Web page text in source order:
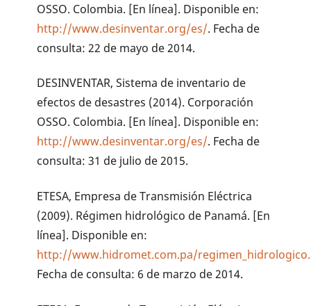
OSSO. Colombia. [En línea]. Disponible en:
http://www.desinventar.org/es/. Fecha de
consulta: 22 de mayo de 2014.
DESINVENTAR, Sistema de inventario de
efectos de desastres (2014). Corporación
OSSO. Colombia. [En línea]. Disponible en:
http://www.desinventar.org/es/. Fecha de
consulta: 31 de julio de 2015.
ETESA, Empresa de Transmisión Eléctrica
(2009). Régimen hidrológico de Panamá. [En
línea]. Disponible en:
http://www.hidromet.com.pa/
Fecha de consulta: 6 de marzo de 2014.